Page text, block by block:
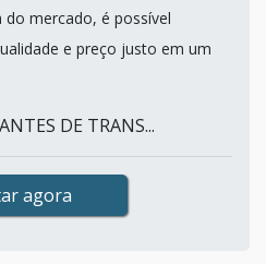
mercado, é possível
e preço justo em um
DE TRANS...
agora